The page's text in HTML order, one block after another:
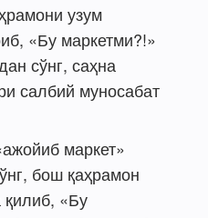
узум
«Бу маркетми?!»
сўнг, саҳна
салбий муносабат
маркет»
бош қаҳрамон
«Бу